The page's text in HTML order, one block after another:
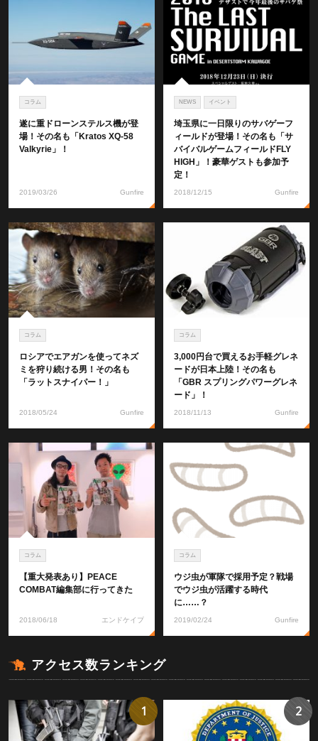
コラム
遂に重ドローンステルス機が登
場！その名も「Kratos XQ-58
Valkyrie」！
2019/03/26 Gunfire
NEWS イベント
埼玉県に一日限りのサバゲーフ
ィールドが登場！その名も「サ
バイバルゲームフィールドFLY
HIGH」！豪華ゲストも参加予
定！
2018/12/15 Gunfire
コラム
ロシアでエアガンを使ってネズ
ミを狩り続ける男！その名も
「ラットスナイパー！」
2018/05/24 Gunfire
コラム
3,000円台で買えるお手軽グレネ
ードが日本上陸！その名も
「GBR スプリングパワーグレネ
ード」！
2018/11/13 Gunfire
コラム
【重大発表あり】PEACE
COMBAT編集部に行ってきた
2018/06/18 エンドケイプ
コラム
ウジ虫が軍隊で採用予定？戦場
でウジ虫が活躍する時代
に……？
2019/02/24 Gunfire
アクセス数ランキング
1 2